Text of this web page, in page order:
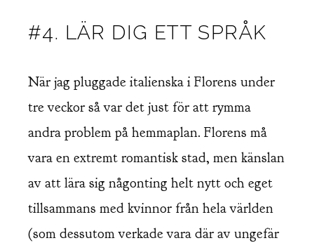
#4. LÄR DIG ETT SPRÅK
När jag pluggade italienska i Florens under
tre veckor så var det just för att rymma
andra problem på hemmaplan. Florens må
vara en extremt romantisk stad, men känslan
av att lära sig någonting helt nytt och eget
tillsammans med kvinnor från hela världen
(som dessutom verkade vara där av ungefär